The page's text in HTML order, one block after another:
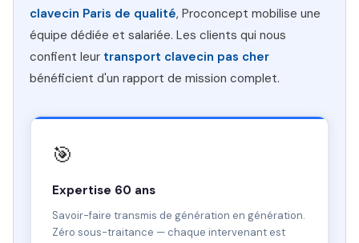
clavecin Paris de qualité, Proconcept mobilise une
équipe dédiée et salariée. Les clients qui nous
confient leur transport clavecin pas cher
bénéficient d'un rapport de mission complet.
🎯
Expertise 60 ans
Savoir-faire transmis de génération en génération.
Zéro sous-traitance — chaque intervenant est